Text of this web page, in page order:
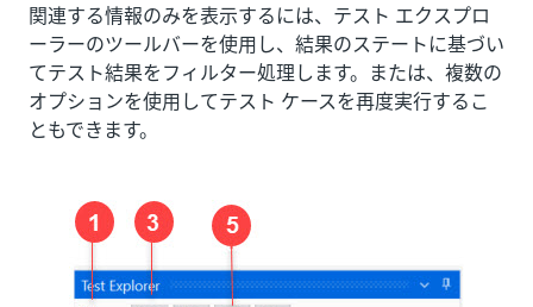
関連する情報のみを表示するには、テスト エクスプロ
ーラーのツールバーを使用し、結果のステートに基づい
てテスト結果をフィルター処理します。または、複数の
オプションを使用してテスト ケースを再度実行するこ
ともできます。